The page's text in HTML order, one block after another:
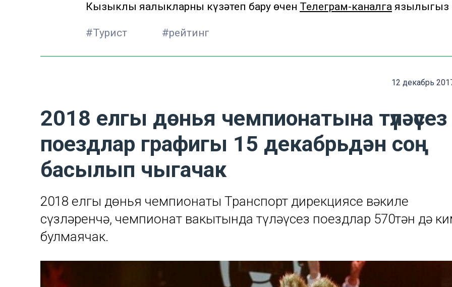
Кызыклы яңалыкларны күзәтеп бару өчен Телеграм-каналга язылыгыз
#Турист #рейтинг
12 декабрь
2018 елгы дөнья чемпионатына түләүсез
поездлар графигы 15 декабрьдән соң
басылып чыгачак
2018 елгы дөнья чемпионаты Транспорт дирекциясе вәкиле
сүзләренчә, чемпионат вакытында түләүсез поездлар 570тән дә
булмаячак.